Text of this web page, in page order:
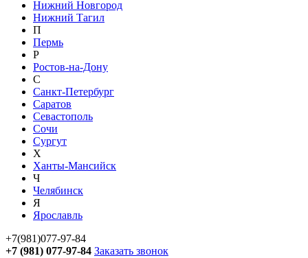
Нижний Новгород
Нижний Тагил
П
Пермь
Р
Ростов-на-Дону
С
Санкт-Петербург
Саратов
Севастополь
Сочи
Сургут
Х
Ханты-Мансийск
Ч
Челябинск
Я
Ярославль
+7(981)077-97-84
+7 (981) 077-97-84 Заказать звонок